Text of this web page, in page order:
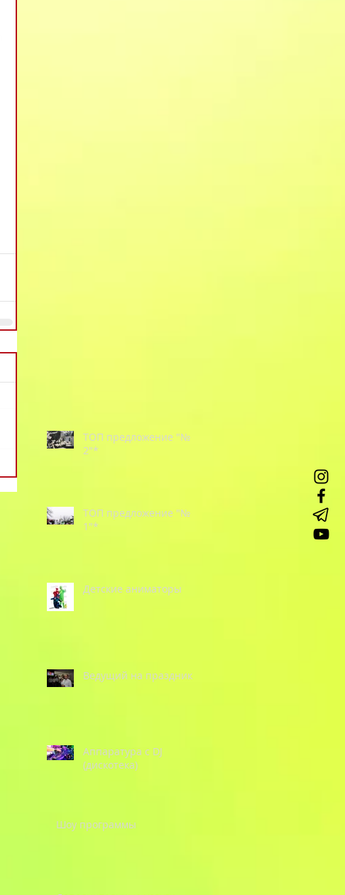
ТОП предложение "№
2"*
ТОП предложение "№
1"*
Детские аниматоры
Ведущий на праздник
Аппаратура с DJ
(дискотека)
Шоу программы